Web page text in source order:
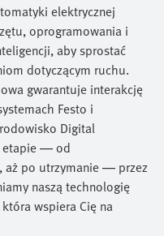
elektrycznej
oprogramowania i
aby sprostać
dotyczącym ruchu.
gwarantuje interakcję
Festo i
Digital
etapie — od
aż po utrzymanie — przez
naszą technologię
wspiera Cię na